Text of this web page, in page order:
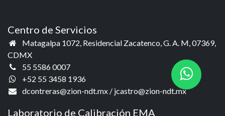
Centro de Servicios
Matagalpa 1072, Residencial Zacatenco, G. A. M, 07369,
CDMX​
55 5586 0007
+52 55 3458 1936‬
dcontreras@zion-ndt.mx / jcastro@zion-ndt.mx
Laboratorio de Calibración EMA